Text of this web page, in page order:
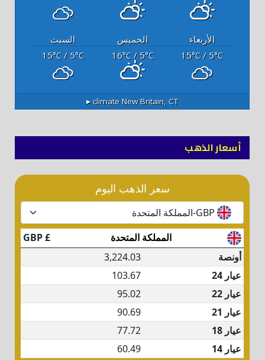
الأربعاء الخميس
السبت
15°C / 5°C
16°C/ 5°C
15°C/ 5°C
New Britain, CT
أسعار الذهب